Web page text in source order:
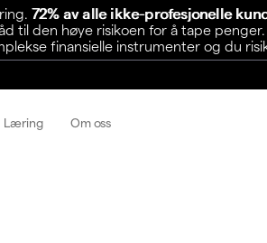
72% av alle ikke-profesjonelle
den høye risikoen for å tape
finansielle instrumenter og du
Læring Om oss